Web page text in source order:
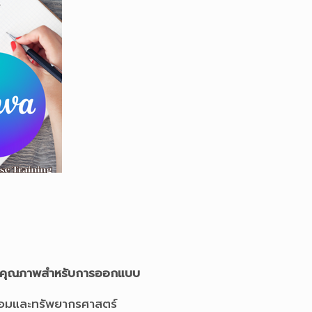
ณภาพสำหรับการออกแบบ
และทรัพยากรศาสตร์